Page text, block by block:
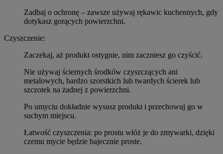
Zadbaj o ochronę – zawsze używaj rękawic kuchennych, gdy
dotykasz gorących powierzchni.
Czyszczenie:
Zaczekaj, aż produkt ostygnie, nim zaczniesz go czyścić.
Nie używaj ściernych środków czyszczących ani
metalowych, bardzo szorstkich lub twardych ścierek lub
szczotek na żadnej z powierzchni.
Po umyciu dokładnie wysusz produkt i przechowuj go w
suchym miejscu.
Łatwość czyszczenia: po prostu włóż je do zmywarki, dzięki
czemu mycie będzie bajecznie proste.